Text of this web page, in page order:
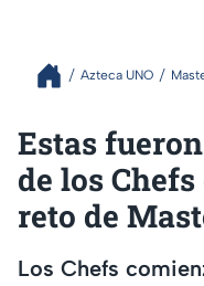
Azteca UNO
Estas
de los
reto de
Los Chefs